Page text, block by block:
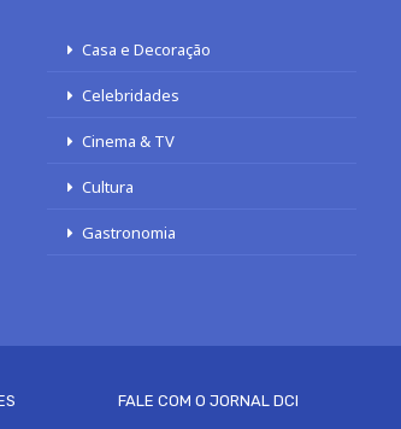
Casa e Decoração
Celebridades
Cinema & TV
Cultura
Gastronomia
FALE COM O JORNAL DCI